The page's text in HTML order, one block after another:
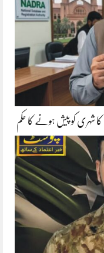
کا شہری کو پیش ہونے کا حکم